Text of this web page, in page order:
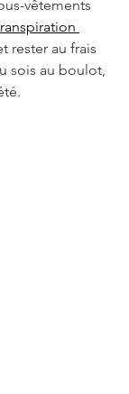
vêtements
rester au frais
sois au boulot,